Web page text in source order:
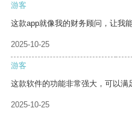
游客
这款app就像我的财务顾问，让我
2025-10-25
游客
这款软件的功能非常强大，可以满
2025-10-25